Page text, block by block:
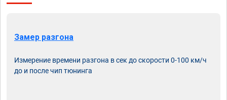
Замер разгона
Измерение времени разгона в сек до скорости 0-100 км/ч
до и после чип тюнинга